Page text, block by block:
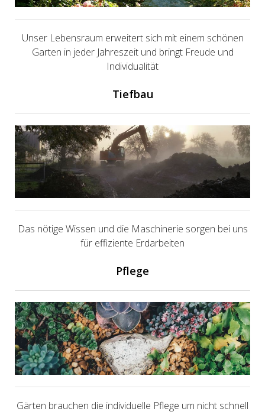
Unser Lebensraum erweitert sich mit einem schönen
Garten in jeder Jahreszeit und bringt Freude und
Individualität
Tiefbau
Das nötige Wissen und die Maschinerie sorgen bei uns
für effiziente Erdarbeiten
Pflege
Gärten brauchen die individuelle Pflege um nicht schnell